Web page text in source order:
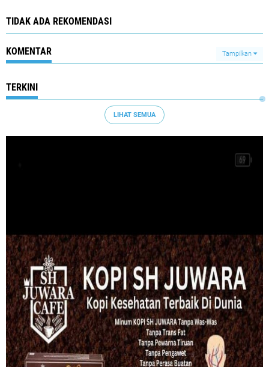
TIDAK ADA REKOMENDASI
KOMENTAR Tampilkan
TERKINI
LIHAT SEMUA